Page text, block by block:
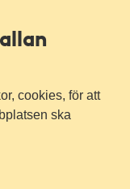
cookies, för att
ska